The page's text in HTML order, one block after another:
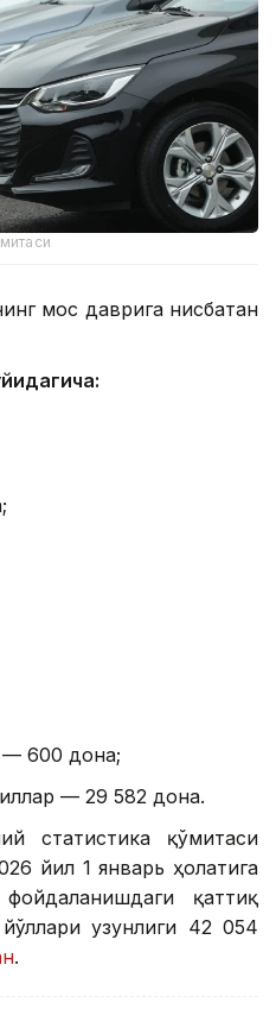
мос даврига нисбатан
— 600 дона;
— 29 582 дона.
статистика қўмитаси
йил 1 январь ҳолатига
қаттиқ
узунлиги 42 054
.